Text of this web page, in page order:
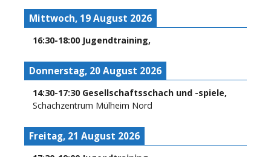
Mittwoch, 19 August 2026
16:30-18:00 Jugendtraining,
Donnerstag, 20 August 2026
14:30-17:30 Gesellschaftsschach und -spiele,
Schachzentrum Mülheim Nord
Freitag, 21 August 2026